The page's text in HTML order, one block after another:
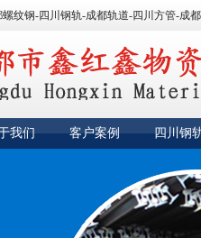
纹钢-四川钢轨-成都轨道-四川方管-成
我们 客户案例 四川钢